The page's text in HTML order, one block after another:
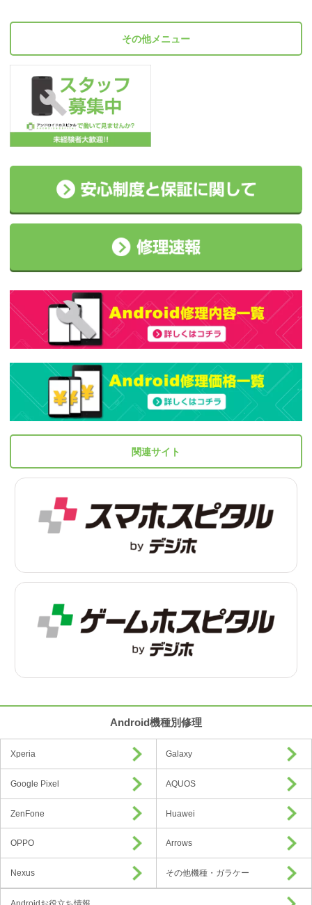
その他メニュー
関連サイト
Android機種別修理
Xperia Galaxy
Google Pixel AQUOS
ZenFone Huawei
OPPO Arrows
Nexus その他機種・ガラケー